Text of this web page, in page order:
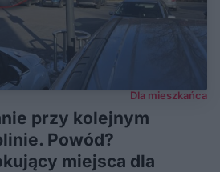
Dla mieszkańca
przy kolejnym
Powód?
miejsca dla